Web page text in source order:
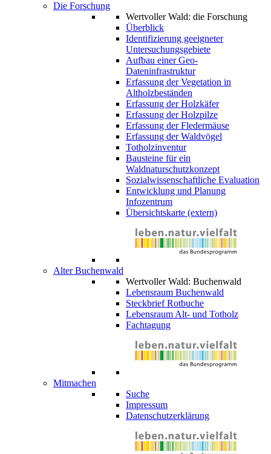
Die Forschung
Wertvoller Wald: die Forschung
Überblick
Identifizierung geeigneter
Untersuchungsgebiete
Aufbau einer Geo-
Dateninfrastruktur
Erfassung der Vegetation in
Altholzbeständen
Erfassung der Holzkäfer
Erfassung der Holzpilze
Erfassung der Fledermäuse
Erfassung der Waldvögel
Totholzinventur
Bausteine für ein
Waldnaturschutzkonzept
Sozialwissenschaftliche Evaluation
Entwicklung und Planung
Infozentrum
Übersichtskarte (extern)
Alter Buchenwald
Wertvoller Wald: Buchenwald
Lebensraum Buchenwald
Steckbrief Rotbuche
Lebensraum Alt- und Totholz
Fachtagung
Mitmachen
Suche
Impressum
Datenschutzerklärung